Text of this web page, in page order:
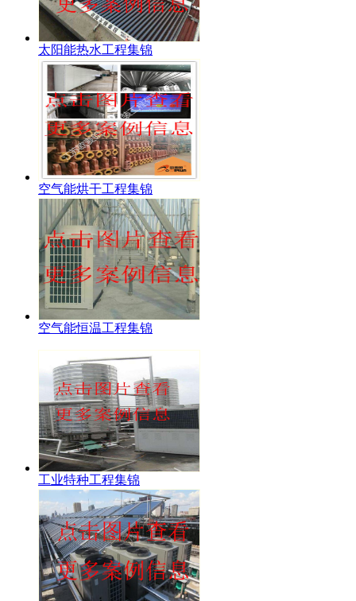
太阳能热水工程集锦
空气能烘干工程集锦
空气能恒温工程集锦
工业特种工程集锦